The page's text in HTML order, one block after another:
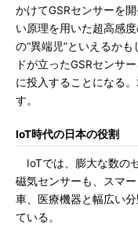
かけてGSRセンサーを
い原理を用いた超高感
の“異端児”といえるか
ドが立ったGSRセンサ
に投入することになる
す。
IoT時代の日本の役割
IoTでは、膨大な数の
磁気センサーも、スマ
車、医療機器と幅広い
ている。